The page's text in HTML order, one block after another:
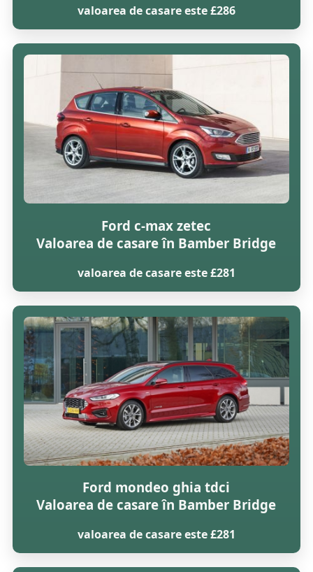
valoarea de casare este £286
Ford c-max zetec
Valoarea de casare în Bamber Bridge
valoarea de casare este £281
Ford mondeo ghia tdci
Valoarea de casare în Bamber Bridge
valoarea de casare este £281